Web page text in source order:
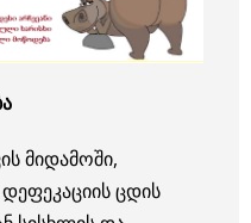
მიდამოში,
ცდის